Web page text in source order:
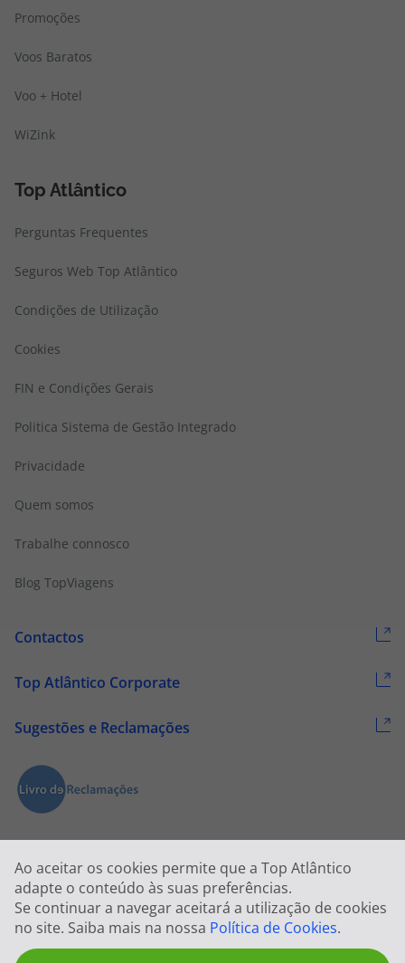
Ao aceitar os cookies permite que a Top Atlântico
adapte o conteúdo às suas preferências.
Se continuar a navegar aceitará a utilização de cookies
no site. Saiba mais na nossa Política de Cookies.
Promoções
Voos Baratos
Voo + Hotel
WiZink
Top Atlântico
Perguntas Frequentes
Seguros Web Top Atlântico
Condições de Utilização
Cookies
FIN e Condições Gerais
Politica Sistema de Gestão Integrado
Privacidade
Quem somos
Trabalhe connosco
Blog TopViagens
Contactos
Top Atlântico Corporate
Sugestões e Reclamações
2026 © Todos os direitos reservados:Top Atlântico, Viagens e Turismo